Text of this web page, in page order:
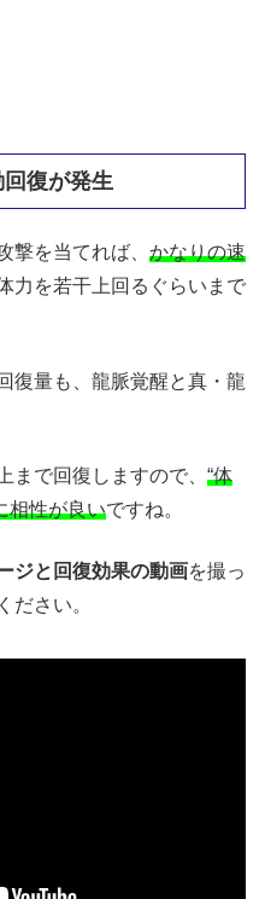
復が発生
撃を当てれば、 かなりの速
力を若干上回るぐらいまで
復量も、龍脈覚醒と真・龍
まで回復しますので、 “体
相性が良いですね。
ジと回復効果の動画を撮っ
ださい。